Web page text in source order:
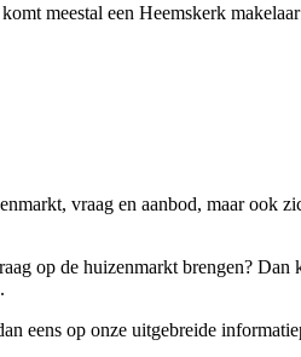
meestal een Heemskerk
vraag en aanbod, maar
op de huizenmarkt brengen?
eens op onze uitgebreide